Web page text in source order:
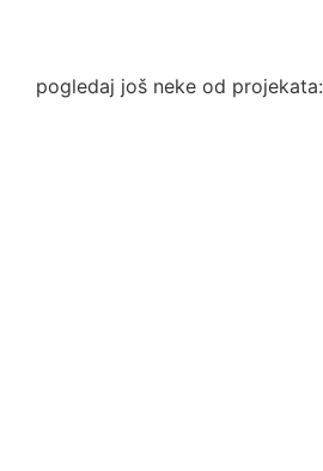
pogledaj još neke od projekata: